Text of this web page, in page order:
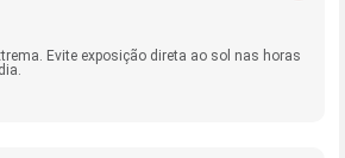
Evite exposição direta ao sol nas horas